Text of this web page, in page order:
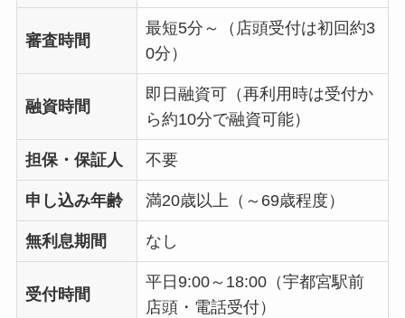
審査時間
最短5分～（店頭受付は初回約3
0分）
融資時間
即日融資可（再利用時は受付か
ら約10分で融資可能）
担保・保証人 不要
申し込み年齢 満20歳以上（～69歳程度）
無利息期間 なし
受付時間
平日9:00～18:00（宇都宮駅前
店頭・電話受付）